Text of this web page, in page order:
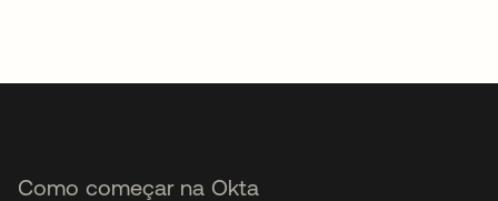
Como começar na Okta